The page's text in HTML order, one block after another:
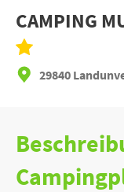
CAMPING
29840